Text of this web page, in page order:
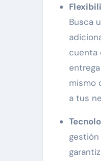
Busca
cuenta
mismo
a tus
gestión